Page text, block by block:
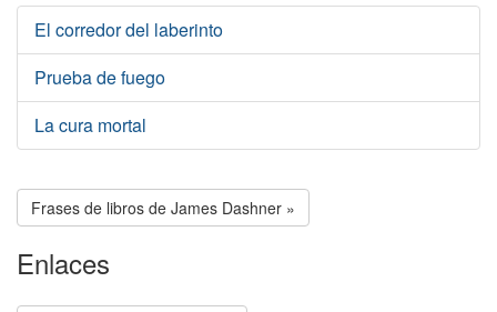
El corredor del laberinto
Prueba de fuego
La cura mortal
Frases de libros de James Dashner »
Enlaces